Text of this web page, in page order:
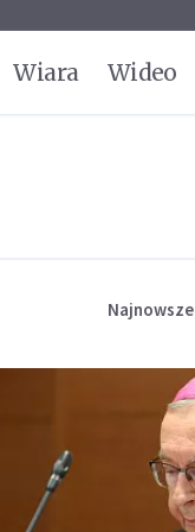
Wiara Wideo
Najnowsze